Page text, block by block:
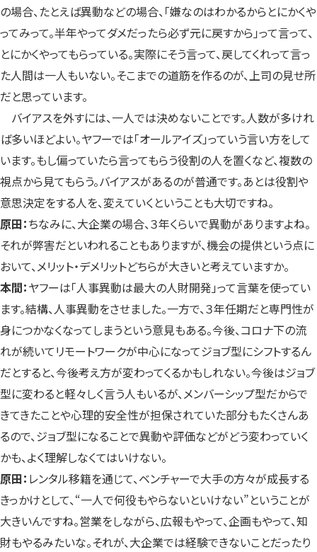
の場合、たとえば異動などの場合、「嫌なのはわかるからとにかくや
ってみって。半年やってダメだったら必ず元に戻すから」って言って、
とにかくやってもらっている。実際にそう言って、戻してくれって言っ
た人間は一人もいない。そこまでの道筋を作るのが、上司の見せ所
だと思っています。
バイアスを外すには、一人では決めないことです。人数が多けれ
ば多いほどよい。ヤフーでは「オールアイズ」っていう言い方をして
います。もし偏っていたら言ってもらう役割の人を置くなど、複数の
視点から見てもらう。バイアスがあるのが普通です。あとは役割や
意思決定をする人を、変えていくということも大切ですね。
原田：ちなみに、大企業の場合、３年くらいで異動がありますよね。
それが弊害だといわれることもありますが、機会の提供という点に
おいて、メリット・デメリットどちらが大きいと考えていますか。
本間：ヤフーは「人事異動は最大の人財開発」って言葉を使ってい
ます。結構、人事異動をさせました。一方で、３年任期だと専門性が
身につかなくなってしまうという意見もある。今後、コロナ下の流
れが続いてリモートワークが中心になってジョブ型にシフトするん
だとすると、今後考え方が変わってくるかもしれない。今後はジョブ
型に変わると軽々しく言う人もいるが、メンバーシップ型だからで
きてきたことや心理的安全性が担保されていた部分もたくさんあ
るので、ジョブ型になることで異動や評価などがどう変わっていく
かも、よく理解しなくてはいけない。
原田： レンタル移籍を通じて、ベンチャーで大手の方々が成長する
きっかけとして、“一人で何役もやらないといけない”ということが
大きいんですね。営業をしながら、広報もやって、企画もやって、知
財もやるみたいな。それが、大企業では経験できないことだったり